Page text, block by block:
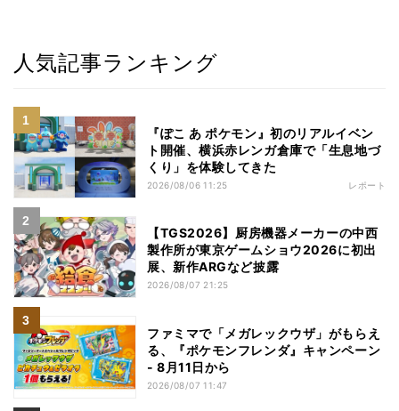
人気記事ランキング
『ぽこ あ ポケモン』初のリアルイベン
ト開催、横浜赤レンガ倉庫で「生息地づ
くり」を体験してきた
2026/08/06 11:25 レポート
【TGS2026】厨房機器メーカーの中西
製作所が東京ゲームショウ2026に初出
展、新作ARGなど披露
2026/08/07 21:25
ファミマで「メガレックウザ」がもらえ
る、『ポケモンフレンダ』キャンペーン
- 8月11日から
2026/08/07 11:47